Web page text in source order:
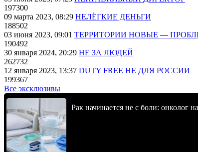
197300
09 марта 2023, 08:29 НЕЛЁГКИЕ ДЕНЬГИ
188502
03 июня 2023, 09:01 ТЕРРИТОРИИ НОВЫЕ —
190492
30 января 2024, 20:29 НЕ ЗА ЛЮДЕЙ
262732
12 января 2023, 13:37 DUTY FREE НЕ ДЛЯ РОССИИ
199367
Все эксклюзивы
Рак начинается не с боли: онколог